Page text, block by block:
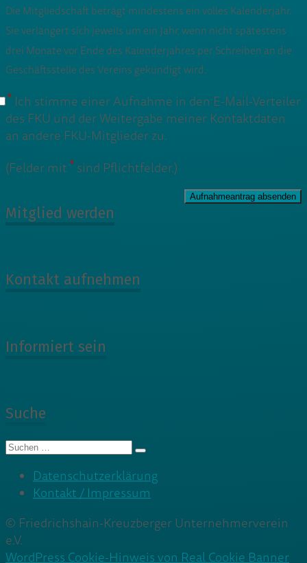
Die Mitgliedschaft beträgt mindestens ein volles Kalenderjahr.
Sie verlängert sich jeweils um ein Jahr, wenn nicht spätestens
drei Monate vor Ende des Kalenderjahres per Schreiben an die
Geschäftsstelle des Vereins gekündigt wird.
*Ich stimme einer Aufnahme in den E-Mail-Verteiler
des FKU und der Weitergabe meiner Kontaktdaten
an andere FKU-Mitglieder zu.
(Felder mit * sind Pflichtfelder.)
Mitglied werden
Kontakt aufnehmen
Informiert sein
Suche
Suche
Datenschutzerklärung
Kontakt / Impressum
© Friedrichshain-Kreuzberger Unternehmerverein
e.V.
WordPress Cookie-Hinweis von Real Cookie Banner